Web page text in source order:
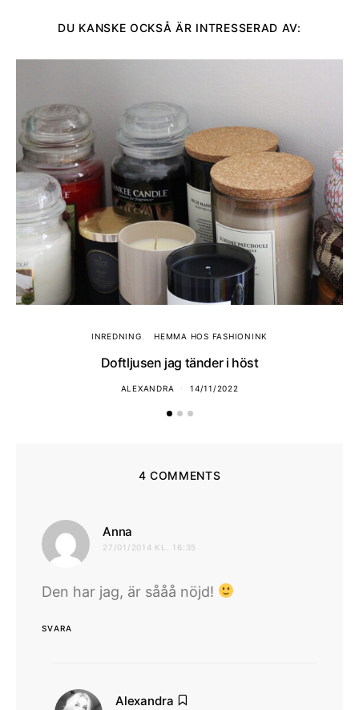
DU KANSKE OCKSÅ ÄR INTRESSERAD AV:
INREDNING HEMMA HOS FASHIONINK
Doftljusen jag tänder i höst
ALEXANDRA 14/11/2022
4 COMMENTS
Anna
27/01/2014 KL. 16:35
Den har jag, är sååå nöjd!
SVARA
Alexandra